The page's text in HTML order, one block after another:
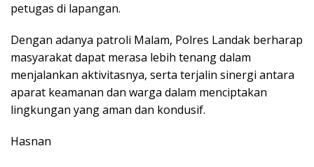
petugas di lapangan.
Dengan adanya patroli Malam, Polres Landak berharap
masyarakat dapat merasa lebih tenang dalam
menjalankan aktivitasnya, serta terjalin sinergi antara
aparat keamanan dan warga dalam menciptakan
lingkungan yang aman dan kondusif.
Hasnan